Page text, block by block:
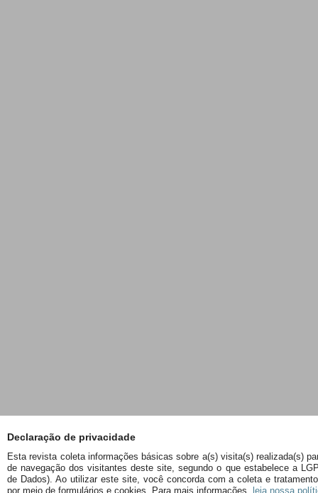
Declaração de privacidade
Esta revista coleta informações básicas sobre a(s) visita(s) realizada(s)
de navegação dos visitantes deste site, segundo o que estabelece a
de Dados). Ao utilizar este site, você concorda com a coleta e
por meio de formulários e cookies. Para mais informações,
leia nossa